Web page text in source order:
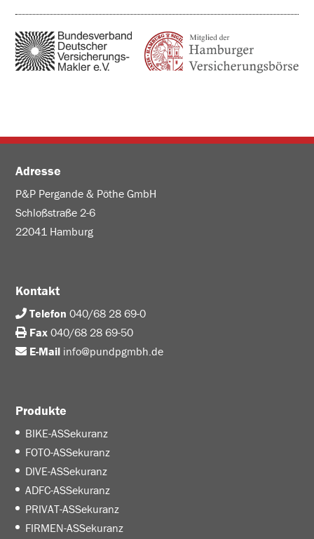
Adresse
P&P Pergande & Pöthe GmbH
Schloßstraße 2-6
22041 Hamburg
Kontakt
Telefon 040/68 28 69-0
Fax 040/68 28 69-50
E-Mail info@pundpgmbh.de
Produkte
BIKE-ASSekuranz
FOTO-ASSekuranz
DIVE-ASSekuranz
ADFC-ASSekuranz
PRIVAT-ASSekuranz
FIRMEN-ASSekuranz